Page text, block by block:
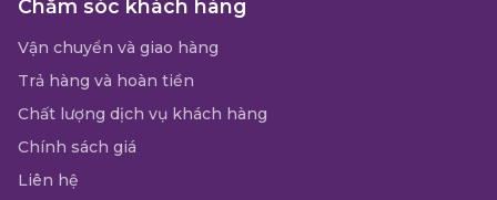
Chăm sóc khách hàng
Vận chuyển và giao hàng
Trả hàng và hoàn tiền
Chất lượng dịch vụ khách hàng
Chính sách giá
Liên hệ